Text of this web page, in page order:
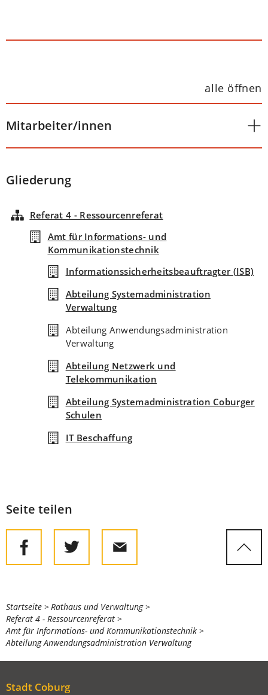
alle öffnen
Mitarbeiter/innen
Gliederung
Referat 4 - Ressourcenreferat
Amt für Informations- und
Kommunikationstechnik
Informationssicherheitsbeauftragter (ISB)
Abteilung Systemadministration
Verwaltung
Abteilung Anwendungsadministration
Verwaltung
Abteilung Netzwerk und
Telekommunikation
Abteilung Systemadministration Coburger
Schulen
IT Beschaffung
Seite teilen
Sie
befinden
sich
hier:
Startseite
Rathaus und Verwaltung
Referat 4 - Ressourcenreferat
Amt für Informations- und Kommunikationstechnik
Abteilung Anwendungsadministration Verwaltung
Stadt Coburg